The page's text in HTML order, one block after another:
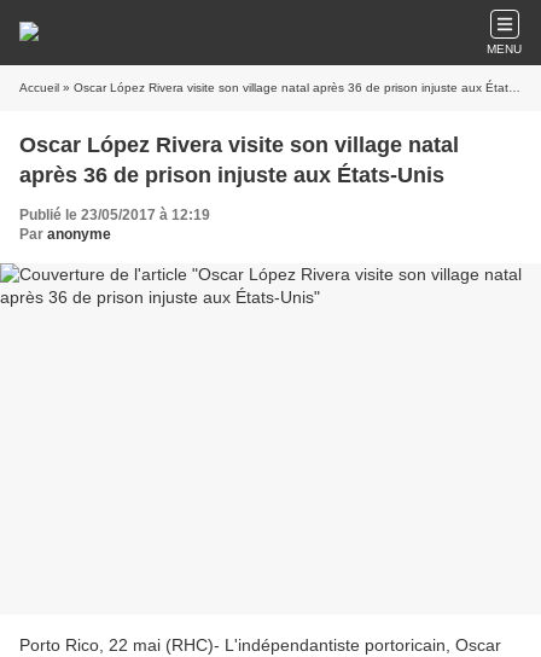
MENU
Accueil » Oscar López Rivera visite son village natal après 36 de prison injuste aux États-Unis
Oscar López Rivera visite son village natal
après 36 de prison injuste aux États-Unis
Publié le 23/05/2017 à 12:19
Par anonyme
Porto Rico, 22 mai (RHC)- L'indépendantiste portoricain, Oscar